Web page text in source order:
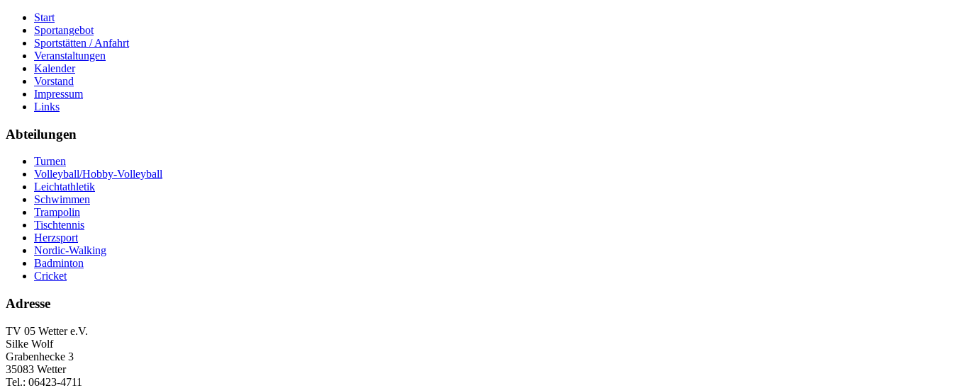
Start
Sportangebot
Sportstätten / Anfahrt
Veranstaltungen
Kalender
Vorstand
Impressum
Links
Abteilungen
Turnen
Volleyball/Hobby-Volleyball
Leichtathletik
Schwimmen
Trampolin
Tischtennis
Herzsport
Nordic-Walking
Badminton
Cricket
Adresse
TV 05 Wetter e.V.
Silke Wolf
Grabenhecke 3
35083 Wetter
Tel.: 06423-4711